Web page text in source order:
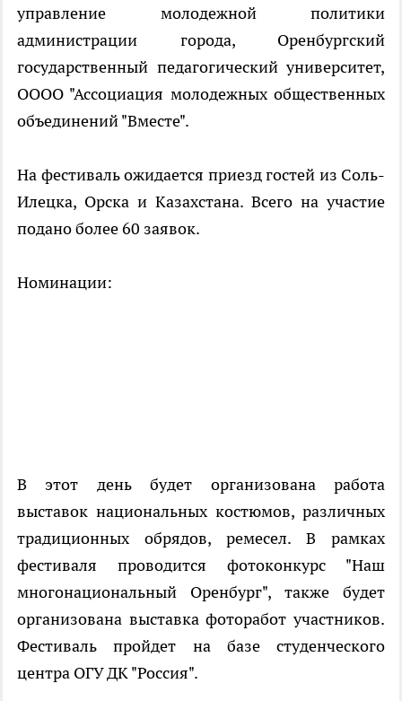
управление молодежной политики
администрации города, Оренбургский
государственный педагогический университет,
ОООО "Ассоциация молодежных общественных
объединений "Вместе".
На фестиваль ожидается приезд гостей из Соль-
Илецка, Орска и Казахстана. Всего на участие
подано более 60 заявок.
Номинации:
В этот день будет организована работа
выставок национальных костюмов, различных
традиционных обрядов, ремесел. В рамках
фестиваля проводится фотоконкурс "Наш
многонациональный Оренбург", также будет
организована выставка фоторабот участников.
Фестиваль пройдет на базе студенческого
центра ОГУ ДК "Россия".